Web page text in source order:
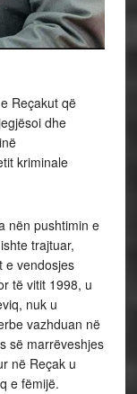
Reçakut që
dhe
kriminale
nën pushtimin e
trajtuar,
e vendosjes
të vitit 1998, u
nuk u
vazhduan në
së marrëveshjes
në Reçak u
e fëmijë.